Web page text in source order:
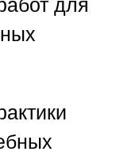
для